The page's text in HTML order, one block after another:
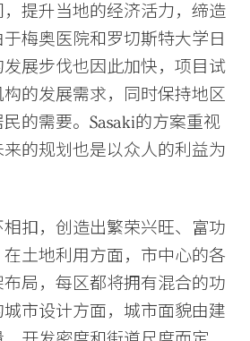
提升当地的经济活力，缔造
梅奥医院和罗切斯特大学日
展步伐也因此加快，项目试
的发展需求，同时保持地区
的需要。Sasaki的方案重视
的规划也是以众人的利益为
扣，创造出繁荣兴旺、富功
土地利用方面，市中心的各
局，每区都将拥有混合的功
市设计方面，城市面貌由建